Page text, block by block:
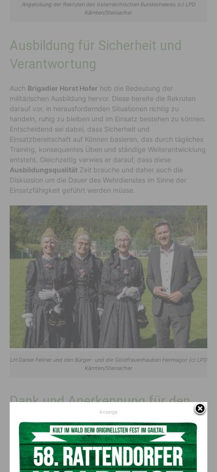
Angelobung der Rekruten des österreichischen Bundesheeres (c) LPD
Kärnten/Steinacher
Ausbildung für Sicherheit und
Verantwortung
Auch Brigadier Horst Hofer hob die Bedeutung der
militärischen Ausbildung hervor. Diese bereite die Rekruten
darauf vor, in herausfordernden Situationen richtig zu
handeln, ruhig zu bleiben und im Einsatz bestehen zu können.
Entscheidend sei dabei, dass Sicherheit und
Einsatzbereitschaft auf Können basieren, das durch tägliches
Training, konsequentes Üben und ständige Weiterentwicklung
entsteht. Gleichzeitig verwies er darauf, dass diese
Ausbildungsqualität Zeit brauche und daher auch die
Diskussion um die Dauer des Wehrdienstes im Sinne der
Einsatzfähigkeit geführt werden müsse.
LH Daniel Fellner und den Bürger- und die Goldfrauenhauben Hermagor (c) LPD
Kärnten/Steinacher
Dank und Anerkennung für den
Dienst
BürgermeisterLeopold Astnerbegrüßte die anwesenden
Ehrengäste und insbesondere die Familien der Rekruten in der
Wulfeniastadt Hermagor.In seiner Ansprache erinnerte er an
Anzeige